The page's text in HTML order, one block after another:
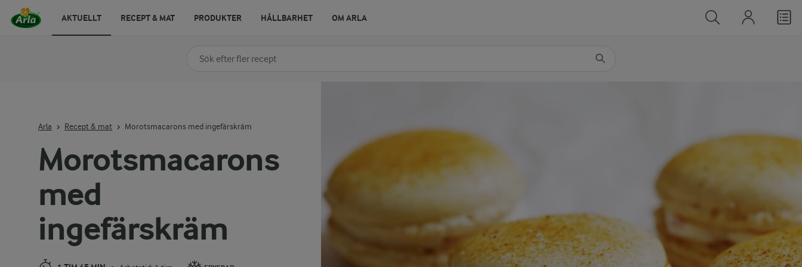
Morotsmacarons
med
ingefärskräm
Arla Recept & mat Morotsmacarons med ingefärskräm
Sök på kategori eller ingrediens
AKTUELLT RECEPT & MAT PRODUKTER HÅLLBARHET OM ARLA